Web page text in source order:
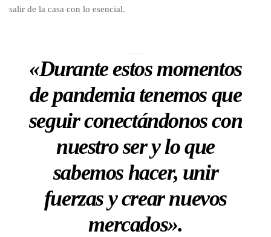
salir de la casa con lo esencial.
«Durante estos momentos
de pandemia tenemos que
seguir conectándonos con
nuestro ser y lo que
sabemos hacer, unir
fuerzas y crear nuevos
mercados».